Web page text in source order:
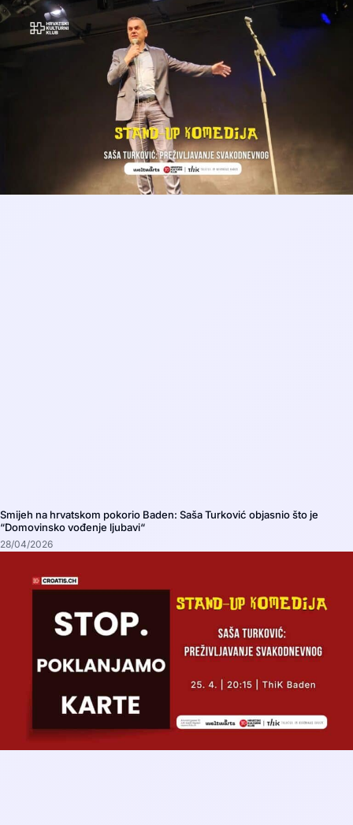
Smijeh na hrvatskom pokorio Baden: Saša Turković objasnio što je
“Domovinsko vođenje ljubavi“
28/04/2026